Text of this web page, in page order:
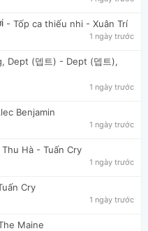
- Tốp ca thiếu nhi - Xuân Trí
1 ngày trước
Dept (뎁트) - Dept (뎁트),
1 ngày trước
Benjamin
1 ngày trước
Thu Hà - Tuấn Cry
1 ngày trước
Cry
1 ngày trước
Maine